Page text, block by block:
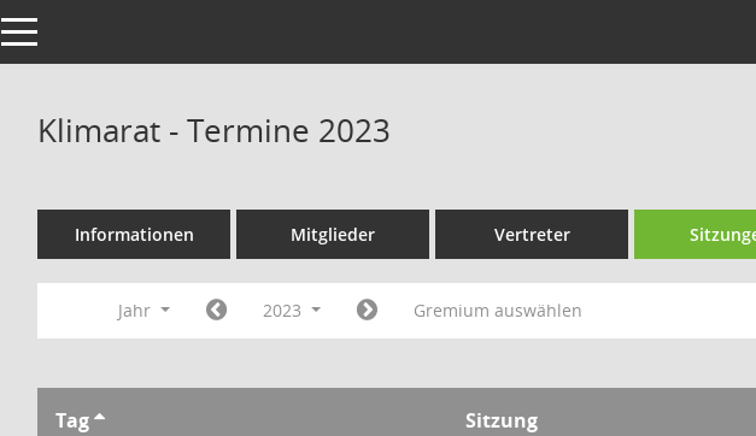
Toggle navigation
Klimarat - Termine 2023
Informationen Mitglieder Vertreter
Jahr 2023 Gremium auswählen
Tag Sitzung